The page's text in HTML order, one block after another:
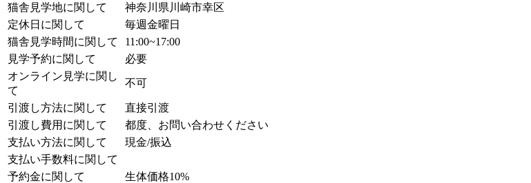
猫舎見学地に関して
神奈川県川崎市幸区
定休日に関して
毎週金曜日
猫舎見学時間に関して
11:00~17:00
見学予約に関して
必要
オンライン見学に関し
て
不可
引渡し方法に関して
直接引渡
引渡し費用に関して
都度、お問い合わせください
支払い方法に関して
現金/振込
支払い手数料に関して
予約金に関して
生体価格10%